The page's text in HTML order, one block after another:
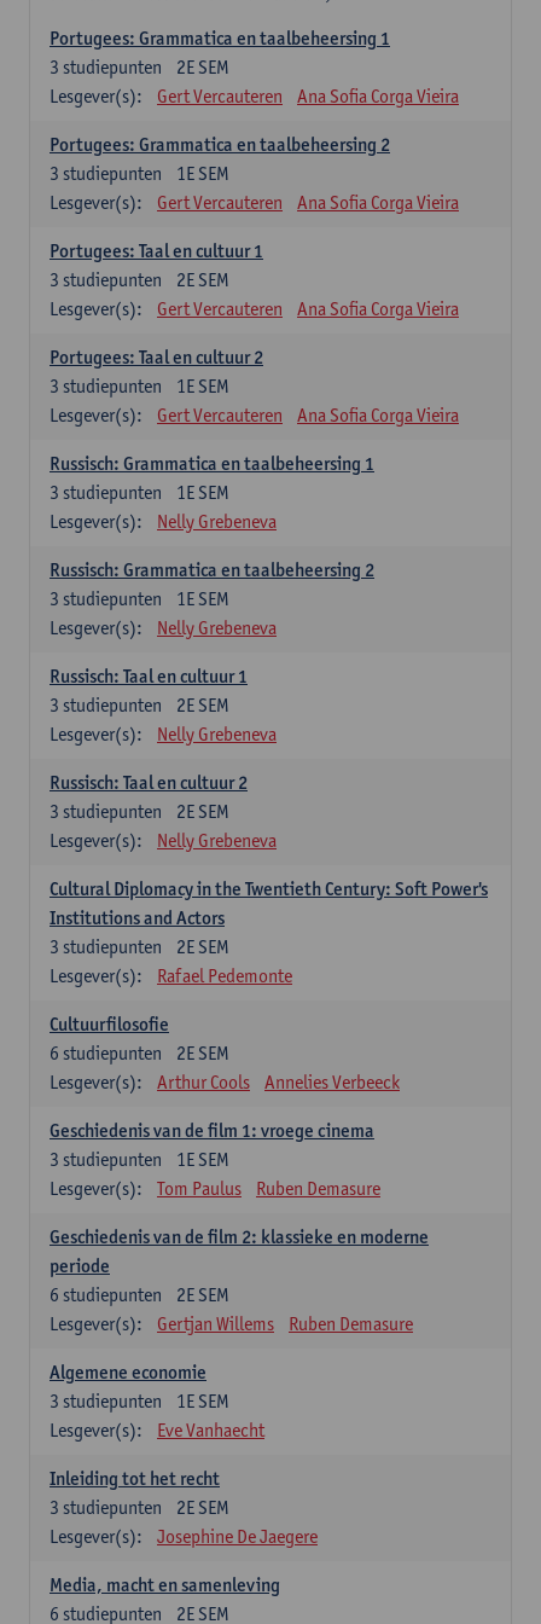
Portugees: Grammatica en taalbeheersing 1
2E SEM
3 studiepunten
Lesgever(s):
Gert Vercauteren Ana Sofia Corga Vieira
Portugees: Grammatica en taalbeheersing 2
1E SEM
3 studiepunten
Lesgever(s):
Gert Vercauteren Ana Sofia Corga Vieira
Portugees: Taal en cultuur 1
2E SEM
3 studiepunten
Lesgever(s):
Gert Vercauteren Ana Sofia Corga Vieira
Portugees: Taal en cultuur 2
1E SEM
3 studiepunten
Lesgever(s):
Gert Vercauteren Ana Sofia Corga Vieira
Russisch: Grammatica en taalbeheersing 1
1E SEM
3 studiepunten
Lesgever(s):
Nelly Grebeneva
Russisch: Grammatica en taalbeheersing 2
1E SEM
3 studiepunten
Lesgever(s):
Nelly Grebeneva
Russisch: Taal en cultuur 1
2E SEM
3 studiepunten
Lesgever(s):
Nelly Grebeneva
Russisch: Taal en cultuur 2
2E SEM
3 studiepunten
Lesgever(s):
Nelly Grebeneva
Cultural Diplomacy in the Twentieth Century: Soft Power's
Institutions and Actors
2E SEM
3 studiepunten
Lesgever(s):
Rafael Pedemonte
Cultuurfilosofie
2E SEM
6 studiepunten
Lesgever(s):
Arthur Cools Annelies Verbeeck
Geschiedenis van de film 1: vroege cinema
1E SEM
3 studiepunten
Lesgever(s):
Tom Paulus Ruben Demasure
Geschiedenis van de film 2: klassieke en moderne
periode
2E SEM
6 studiepunten
Lesgever(s):
Gertjan Willems Ruben Demasure
Algemene economie
1E SEM
3 studiepunten
Lesgever(s):
Eve Vanhaecht
Inleiding tot het recht
2E SEM
3 studiepunten
Lesgever(s):
Josephine De Jaegere
Media, macht en samenleving
2E SEM
6 studiepunten